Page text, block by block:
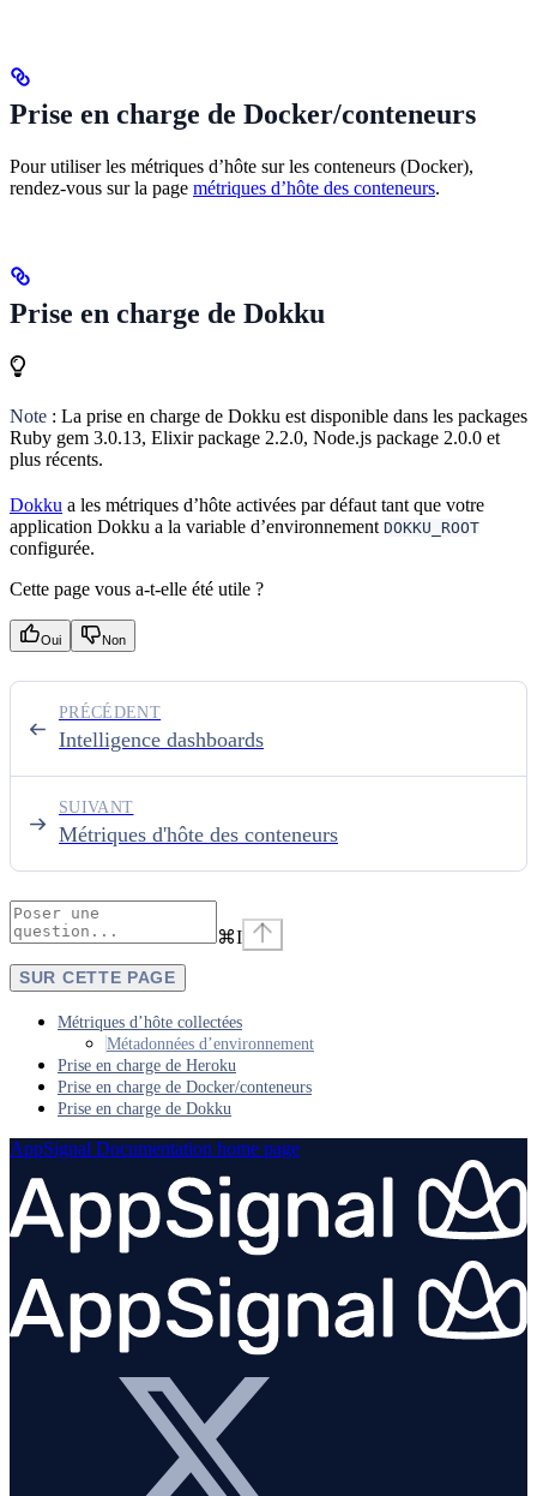
Prise en charge de Docker/conteneurs
Pour utiliser les métriques d’hôte sur les conteneurs (Docker),
rendez-vous sur la page métriques d’hôte des conteneurs.
Prise en charge de Dokku
Note : La prise en charge de Dokku est disponible dans les packages
Ruby gem 3.0.13, Elixir package 2.2.0, Node.js package 2.0.0 et
plus récents.
Dokku a les métriques d’hôte activées par défaut tant que votre
application Dokku a la variable d’environnement DOKKU_ROOT
configurée.
Cette page vous a-t-elle été utile ?
Oui Non
Intelligence dashboards
PRÉCÉDENT
Métriques d'hôte des conteneurs
SUIVANT
⌘I
SUR CETTE PAGE
Métriques d’hôte collectées
Métadonnées d’environnement
Prise en charge de Heroku
Prise en charge de Docker/conteneurs
Prise en charge de Dokku
AppSignal Documentation home page